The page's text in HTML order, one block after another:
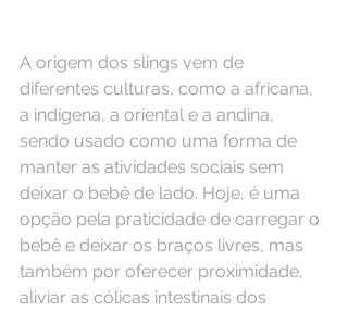
A origem dos slings vem de
diferentes culturas, como a africana,
a indígena, a oriental e a andina,
sendo usado como uma forma de
manter as atividades sociais sem
deixar o bebê de lado. Hoje, é uma
opção pela praticidade de carregar o
bebê e deixar os braços livres, mas
também por oferecer proximidade,
aliviar as cólicas intestinais dos